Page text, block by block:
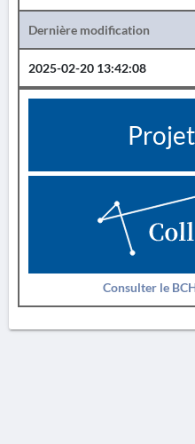
Dernière modification
2025-02-20 13:42:08
Consulter le